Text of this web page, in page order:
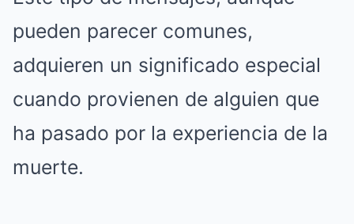
pueden parecer comunes,
adquieren un significado especial
cuando provienen de alguien que
ha pasado por la experiencia de la
muerte.